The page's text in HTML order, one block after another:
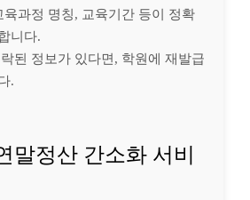
육과정 명칭, 교육기간 등이 정확
니다.
된 정보가 있다면, 학원에 재발급
.
말정산 간소화 서비